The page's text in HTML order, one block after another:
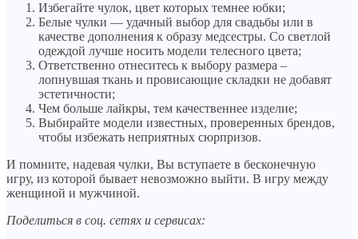
Избегайте чулок, цвет которых темнее юбки;
Белые чулки — удачный выбор для свадьбы или в
качестве дополнения к образу медсестры. Со светлой
одеждой лучше носить модели телесного цвета;
Ответственно отнеситесь к выбору размера –
лопнувшая ткань и провисающие складки не добавят
эстетичности;
Чем больше лайкры, тем качественнее изделие;
Выбирайте модели известных, проверенных брендов,
чтобы избежать неприятных сюрпризов.
И помните, надевая чулки, Вы вступаете в бесконечную
игру, из которой бывает невозможно выйти. В игру между
женщиной и мужчиной.
Поделиться в соц. сетях и сервисах: